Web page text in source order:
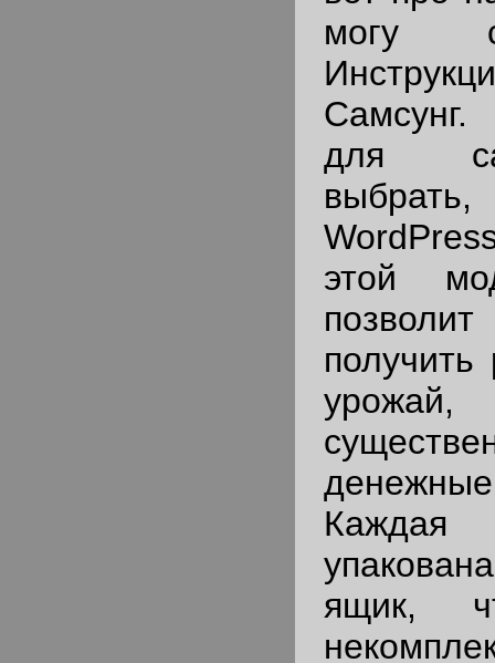
могу
для
этой
получить
ящик,